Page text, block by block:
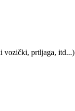
vozički, prtljaga, itd...)